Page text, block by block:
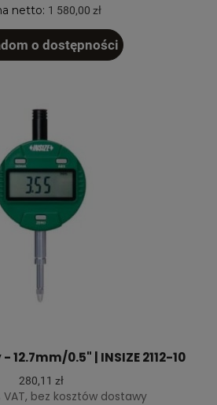
netto: 1 580,00 zł
o dostępności
0.5" | INSIZE 2112-10
280,11 zł
VAT, bez kosztów dostawy